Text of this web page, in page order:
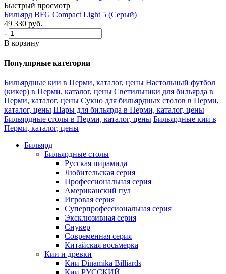
Быстрый просмотр
Бильярд BFG Compact Light 5 (Серый)
49 330 руб.
-
+
В корзину
Популярные категории
Бильярдные кии в Перми, каталог, цены Настольный футбол
(кикер) в Перми, каталог, цены Светильники для бильярда в
Перми, каталог, цены Сукно для бильярдных столов в Перми,
каталог, цены Шары для бильярда в Перми, каталог, цены
Бильярдные столы в Перми, каталог, цены Бильярдные кии в
Перми, каталог, цены
Бильярд
Бильярдные столы
Русская пирамида
Любительская серия
Профессиональная серия
Американский пул
Игровая серия
Суперпрофессиональная серия
Эксклюзивная серия
Снукер
Современная серия
Китайская восьмерка
Кии и древки
Кии Dinamika Billiards